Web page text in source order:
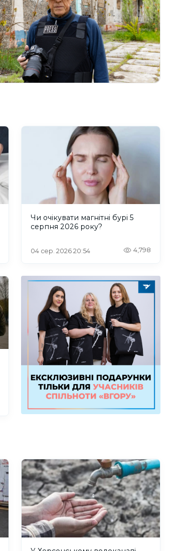
Чи очікувати магнітні бурі 5
серпня 2026 року?
04 сер. 2026 20:54 4,798